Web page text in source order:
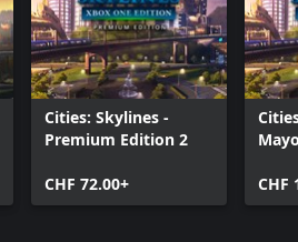
Cities: Skylines -
Premium Edition 2
CHF 72.00+ CHF